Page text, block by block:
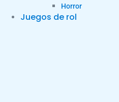
Horror
Juegos de rol